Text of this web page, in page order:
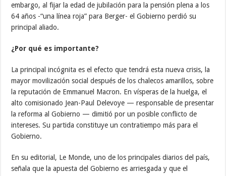
embargo, al fijar la edad de jubilación para la pensión plena a los
64 años -“una línea roja” para Berger- el Gobierno perdió su
principal aliado.
¿Por qué es importante?
La principal incógnita es el efecto que tendrá esta nueva crisis, la
mayor movilización social después de los chalecos amarillos, sobre
la reputación de Emmanuel Macron. En vísperas de la huelga, el
alto comisionado Jean-Paul Delevoye — responsable de presentar
la reforma al Gobierno — dimitió por un posible conflicto de
intereses. Su partida constituye un contratiempo más para el
Gobierno.
En su editorial, Le Monde, uno de los principales diarios del país,
señala que la apuesta del Gobierno es arriesgada y que el